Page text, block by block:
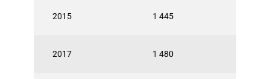
2015 1 445
2017 1 480